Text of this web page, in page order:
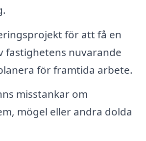
för att få en
fastighetens nuvarande
för framtida arbete.
misstankar om
mögel eller andra dolda